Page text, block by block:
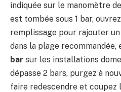
indiquée sur le manomètre
est tombée sous 1 bar,
remplissage pour rajouter un
dans la plage recommandée,
bar sur les installations
dépasse 2 bars, purgez à
faire redescendre et coupez